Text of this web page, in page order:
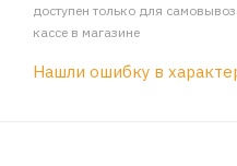
доступен только для
кассе в магазине
Нашли ошибку в